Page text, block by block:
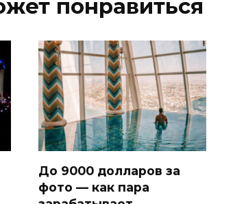
понравиться
До 9000 долларов за
фото — как пара